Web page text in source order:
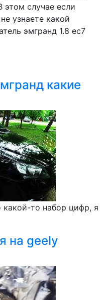
этом случае если
узнаете какой
эмгранд 1.8 ес7
какие
какой-то набор цифр, я
на geely